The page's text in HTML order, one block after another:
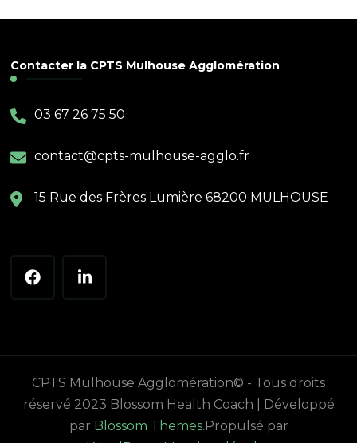
Contacter la CPTS Mulhouse Agglomération
03 67 26 75 50
contact@cpts-mulhouse-agglo.fr
15 Rue des Frères Lumière 68200 MULHOUSE
CPTS Mulhouse Agglomération© - Tous droits
réservé 2023 Blossom Health Coach | Développé
par Blossom Themes.Propulsé par